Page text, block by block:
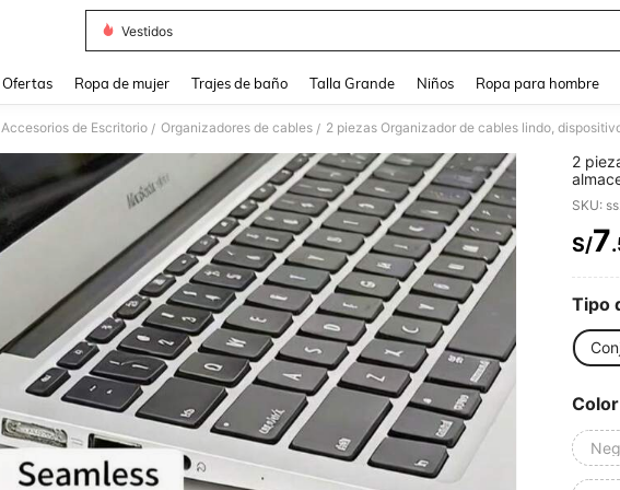
Vestidos
Ofertas Ropa de mujer Trajes de baño Talla Grande Niños Ropa para hombre
Accesorios de Escritorio / Organizadores de cables /
2
clips
San
oficina
SKU:
S/7
Tipo
Color